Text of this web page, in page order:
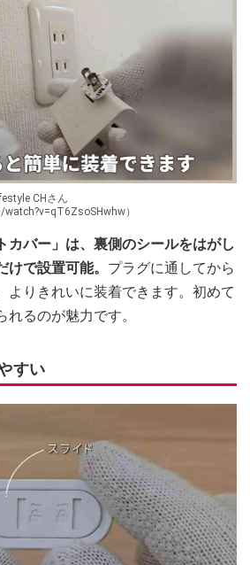
CHさん
）
カバー」は、裏側のシールをはがし
で設置可能。 プラグに通してから
よりきれいに装着できます。初めて
るのが魅力です。
すい